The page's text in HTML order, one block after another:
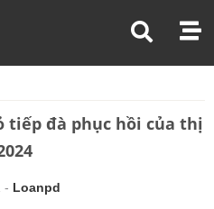
tiếp đà phục hồi của thị
- Loanpd